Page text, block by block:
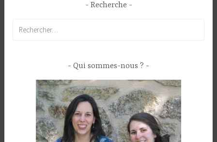
Recherche
Qui sommes-nous ?